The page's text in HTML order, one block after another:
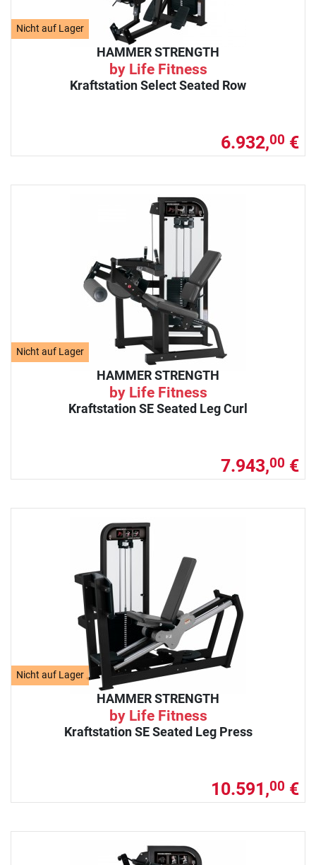
Nicht auf Lager
HAMMER STRENGTH
by Life Fitness
Kraftstation Select Seated Row
6.932,00 €
Nicht auf Lager
HAMMER STRENGTH
by Life Fitness
Kraftstation SE Seated Leg Curl
7.943,00 €
Nicht auf Lager
HAMMER STRENGTH
by Life Fitness
Kraftstation SE Seated Leg Press
10.591,00 €